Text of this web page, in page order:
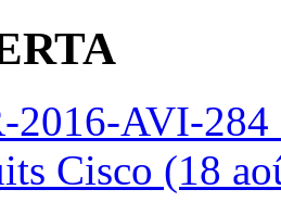
2016-AVI-
Cisco (18